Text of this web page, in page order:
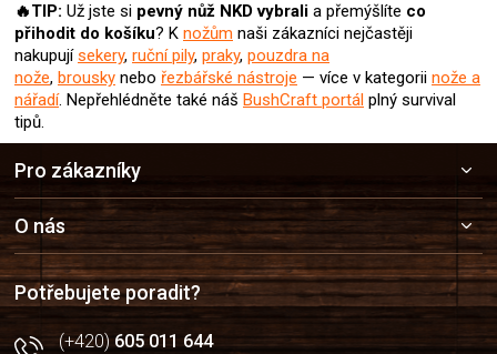
🔥TIP: Už jste si pevný nůž NKDvybrali a přemýšlíte co
přihodit do košíku? K nožům naši zákazníci nejčastěji
nakupujísekery, ruční pily, praky, pouzdra na
nože, brousky nebo řezbářské nástroje — více v kategorii nože a
nářadí. Nepřehlédněte také náš BushCraft portál plný survival
tipů.
a
t
í
Pro zákazníky
O nás
Potřebujete poradit?
(+420)605 011 644